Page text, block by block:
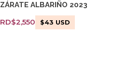
ZÁRATE ALBARIÑO 2023
RD$2,550 $43 USD